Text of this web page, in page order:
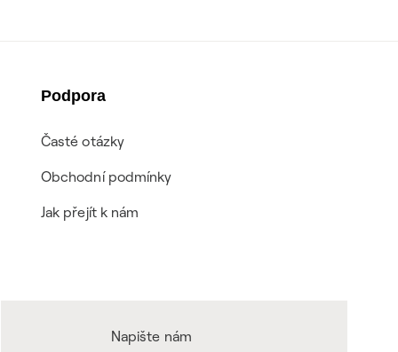
Podpora
Časté otázky
Obchodní podmínky
Jak přejít k nám
Napište nám